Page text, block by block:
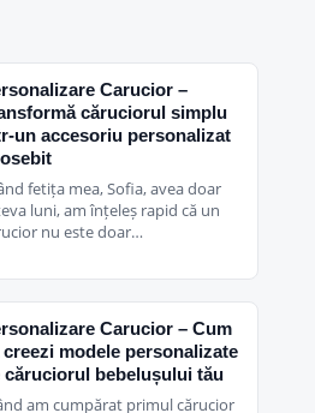
Carucior –
căruciorul simplu
un accesoriu personalizat
fetița mea, Sofia, avea doar
luni, am înțeleș rapid că un
nu este doar…
Carucior – Cum
creezi modele personalizate
căruciorul bebelușului tău
am cumpărat primul cărucior